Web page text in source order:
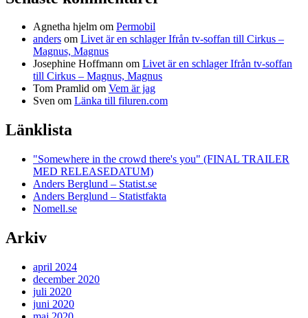
Agnetha hjelm om Permobil
anders om Livet är en schlager Ifrån tv-soffan till Cirkus –
Magnus, Magnus
Josephine Hoffmann om Livet är en schlager Ifrån tv-soffan
till Cirkus – Magnus, Magnus
Tom Pramlid om Vem är jag
Sven om Länka till filuren.com
Länklista
"Somewhere in the crowd there's you" (FINAL TRAILER
MED RELEASEDATUM)
Anders Berglund – Statist.se
Anders Berglund – Statistfakta
Nomell.se
Arkiv
april 2024
december 2020
juli 2020
juni 2020